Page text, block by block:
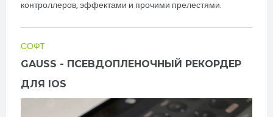
контроллеров, эффектами и прочими прелестями.
СОФТ
GAUSS - ПСЕВДОПЛЕНОЧНЫЙ РЕКОРДЕР
ДЛЯ IOS